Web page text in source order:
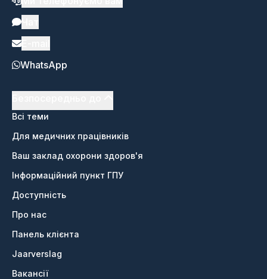
WhatsApp
Всі теми
Для медичних працівників
Ваш заклад охорони здоров'я
Інформаційний пункт ГПУ
Доступність
Про нас
Панель клієнта
Jaarverslag
Вакансії